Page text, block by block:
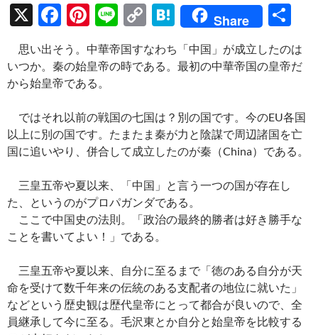
X
F
ac
e
b
o
o
k
Pi
nt
er
es
Li
n
e
C
o
p
Li
n
k
H
at
e
a
Share
有
思い出そう。中華帝国すなわち「中国」が成立したのは
いつか。秦の始皇帝の時である。最初の中華帝国の皇帝だ
から始皇帝である。
ではそれ以前の戦国の七国は？別の国です。今のEU各国
以上に別の国です。たまたま秦が力と陰謀で周辺諸国を亡
国に追いやり、併合して成立したのが秦（China）である。
三皇五帝や夏以来、「中国」と言う一つの国が存在し
た、というのがプロパガンダである。
ここで中国史の法則。「政治の最終的勝者は好き勝手な
ことを書いてよい！」である。
三皇五帝や夏以来、自分に至るまで「徳のある自分が天
命を受けて数千年来の伝統のある支配者の地位に就いた」
などという歴史観は歴代皇帝にとって都合が良いので、全
員継承して今に至る。毛沢東とか自分と始皇帝を比較する